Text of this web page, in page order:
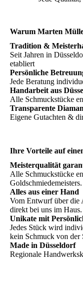
Warum Marten
Tradition &
Seit Jahren in
etabliert
Persönliche
Jede Beratung
Handarbeit aus
Alle Schmuckstücke
Transparente
Eigene Gutachten &
Ihre Vorteile auf
Meisterqualität
Alle Schmuckstücke
Goldschmiedemeisters.
Alles aus einer Hand
Vom Entwurf über die
direkt bei uns im Haus.
Unikate mit
Jedes Stück wird
kein Schmuck von der
Made in Düsseldorf
Regionale